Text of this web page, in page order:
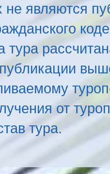
не являются
тура
от
тура.